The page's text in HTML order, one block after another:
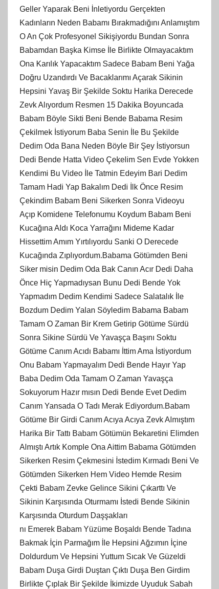
Geller Yaparak Beni İnletiyordu Gerçekten
Kadınların Neden Babamı Bırakmadığını Anlamıştım
O An Çok Profesyonel Sikişiyordu Bundan Sonra
Babamdan Başka Kimse İle Birlikte Olmayacaktım
Ona Karılık Yapacaktım Sadece Babam Beni Yağa
Doğru Uzandırdı Ve Bacaklarımı Açarak Sikinin
Hepsini Yavaş Bir Şekilde Soktu Harika Derecede
Zevk Alıyordum Resmen 15 Dakika Boyuncada
Babam Böyle Sikti Beni Bende Babama Resim
Çekilmek İstiyorum Baba Senin İle Bu Şekilde
Dedim Oda Bana Neden Böyle Bir Şey İstiyorsun
Dedi Bende Hatta Video Çekelim Sen Evde Yokken
Kendimi Bu Video İle Tatmin Edeyim Bari Dedim
Tamam Hadi Yap Bakalım Dedi İlk Önce Resim
Çekindim Babam Beni Sikerken Sonra Videoyu
Açıp Komidene Telefonumu Koydum Babam Beni
Kucağına Aldı Koca Yarrağını Mideme Kadar
Hissettim Amım Yırtılıyordu Sanki O Derecede
Kucağında Zıplıyordum.Babama Götümden Beni
Siker misin Dedim Oda Bak Canın Acır Dedi Daha
Önce Hiç Yapmadıysan Bunu Dedi Bende Yok
Yapmadım Dedim Kendimi Sadece Salatalık İle
Bozdum Dedim Yalan Söyledim Babama Babam
Tamam O Zaman Bir Krem Getirip Götüme Sürdü
Sonra Sikine Sürdü Ve Yavaşça Başını Soktu
Götüme Canım Acıdı Babamı İttim Ama İstiyordum
Onu Babam Yapmayalım Dedi Bende Hayır Yap
Baba Dedim Oda Tamam O Zaman Yavaşça
Sokuyorum Hazır mısın Dedi Bende Evet Dedim
Canım Yansada O Tadı Merak Ediyordum.Babam
Götüme Bir Girdi Canım Acıya Acıya Zevk Almıştım
Harika Bir Tattı Babam Götümün Bekaretini Elimden
Almıştı Artık Komple Ona Aittim Babama Götümden
Sikerken Resim Çekmesini İstedim Kırmadı Beni Ve
Götümden Sikerken Hem Video Hemde Resim
Çekti Babam Zevke Gelince Sikini Çıkarttı Ve
Sikinin Karşısında Oturmamı İstedi Bende Sikinin
Karşısında Oturdum Daşşakları
nı Emerek Babam Yüzüme Boşaldı Bende Tadına
Bakmak İçin Parmağım İle Hepsini Ağzımın İçine
Doldurdum Ve Hepsini Yuttum Sıcak Ve Güzeldi
Babam Duşa Girdi Duştan Çıktı Duşa Ben Girdim
Birlikte Çıplak Bir Şekilde İkimizde Uyuduk Sabah